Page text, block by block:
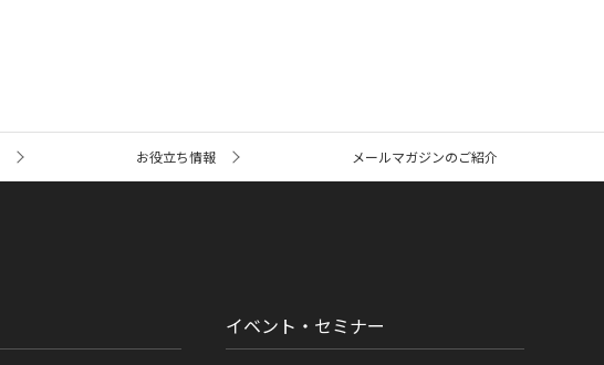
お役立ち情報 メールマガジンのご紹介
イベント・セミナー